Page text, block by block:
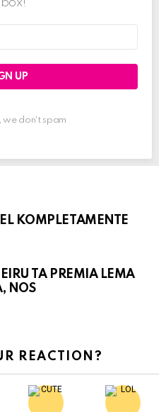
we don't spam
KOMPLETAMENTE
TA PREMIA LEMA
NOS
REACTION?